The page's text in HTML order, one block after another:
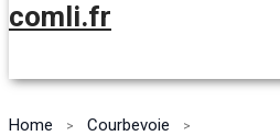
comli.fr
Home
Courbevoie